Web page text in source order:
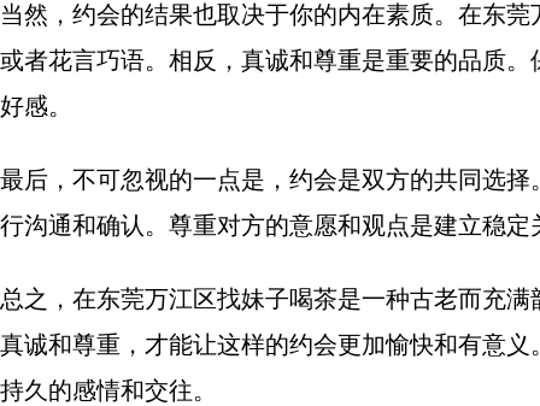
当然，约会的结果也取决于你的内在素质。在东
或者花言巧语。相反，真诚和尊重是重要的品质
好感。
最后，不可忽视的一点是，约会是双方的共同选
行沟通和确认。尊重对方的意愿和观点是建立稳定
总之，在东莞万江区找妹子喝茶是一种古老而充
真诚和尊重，才能让这样的约会更加愉快和有意
持久的感情和交往。